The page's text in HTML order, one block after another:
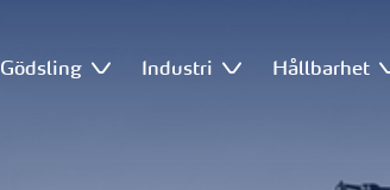
Gödsling Industri Hållbarhet